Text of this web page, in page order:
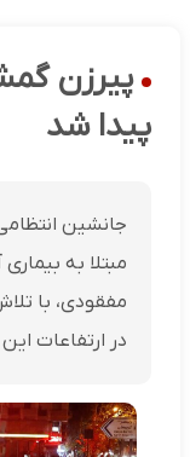
پیرزن
پیدا شد
مبتلا به
مفقودی، با
در ارتفاعات